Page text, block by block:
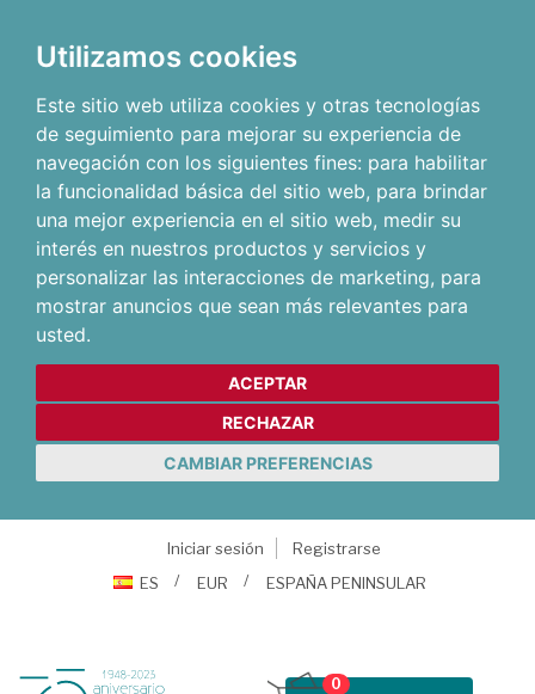
Utilizamos cookies
Este sitio web utiliza cookies y otras tecnologías
de seguimiento para mejorar su experiencia de
navegación con los siguientes fines: para habilitar
la funcionalidad básica del sitio web, para brindar
una mejor experiencia en el sitio web, medir su
interés en nuestros productos y servicios y
personalizar las interacciones de marketing, para
mostrar anuncios que sean más relevantes para
usted.
ACEPTAR
RECHAZAR
CAMBIAR PREFERENCIAS
Iniciar sesión
Registrarse
ES
EUR ESPAÑA PENINSULAR
0